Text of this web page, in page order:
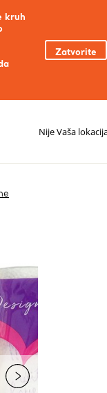
kruh
Zatvorite
Nije Vaša